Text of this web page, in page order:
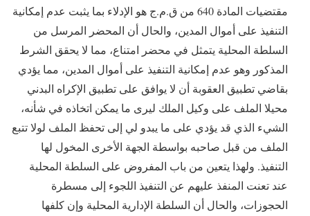
مقتضيات المادة 640 من ق.م.ج هو الإدلاء بما يثبت عدم إمكانية
التنفيذ على أموال المدين، والحال أن المحضر المرسل من
السلطة المحلية يتمثل في محضر امتناع، مما لا يحقق الشرط
المذكور وهو عدم إمكانية التنفيذ على أموال المدين، مما يؤدي
بقاضي تطبيق العقوبة أن لا يوافق على تطبيق الإكراه البدني
محيلا الملف على وكيل الملك ليرى ما يمكن اتخاذه في شأنه،
الشيء الذي قد يؤدي على ما يبدو لي إلى تحفظ الملف لولا تتبع
الملف من قبل صاحبه بواسطة الجهة الأخرى المخول لها
التنفيذ. ولهذا يتعين من باب المفروض على السلطة المحلية
عند تعنت المنفذ عليهم عن التنفيذ اللجوء إلى مسطرة
الحجوزات، والحال أن السلطة الإدارية المحلية وإن كلفها